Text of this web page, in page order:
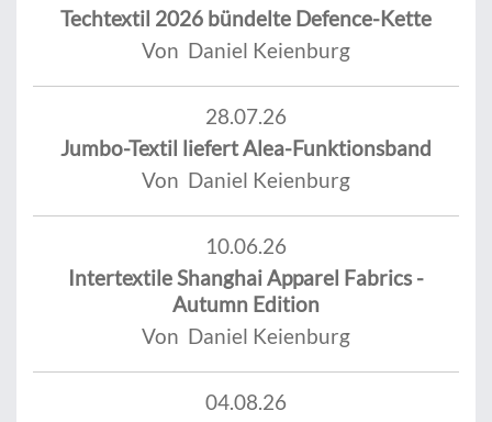
Techtextil 2026 bündelte Defence-Kette
Von Daniel Keienburg
28.07.26
Jumbo-Textil liefert Alea-Funktionsband
Von Daniel Keienburg
10.06.26
Intertextile Shanghai Apparel Fabrics -
Autumn Edition
Von Daniel Keienburg
04.08.26